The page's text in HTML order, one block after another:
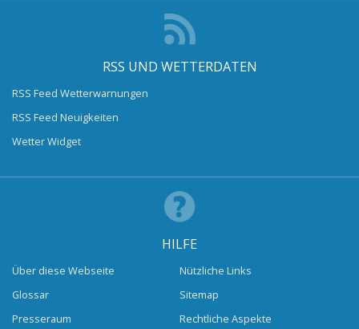
RSS UND WETTERDATEN
RSS Feed Wetterwarnungen
RSS Feed Neuigkeiten
Wetter Widget
HILFE
Über diese Webseite
Glossar
Presseraum
Nützliche Links
Sitemap
Rechtliche Aspekte